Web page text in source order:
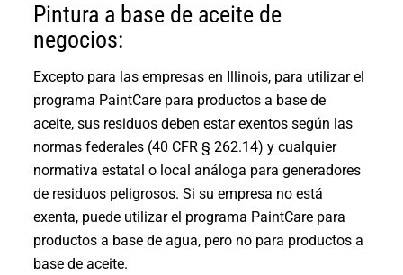
Pintura a base de aceite de
negocios:
Excepto para las empresas en Illinois, para utilizar el
programa PaintCare para productos a base de
aceite, sus residuos deben estar exentos según las
normas federales (40 CFR § 262.14) y cualquier
normativa estatal o local análoga para generadores
de residuos peligrosos. Si su empresa no está
exenta, puede utilizar el programa PaintCare para
productos a base de agua, pero no para productos a
base de aceite.